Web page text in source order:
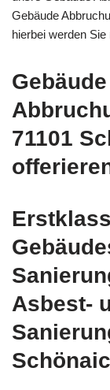
Gebäude
hierbei werden
Gebäude
71101
Asbest-